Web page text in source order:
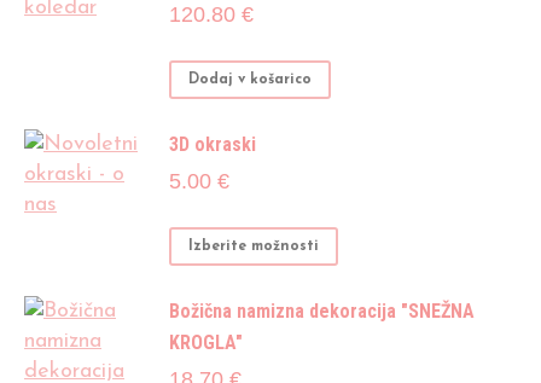
120.80 €
Dodaj v košarico
3D okraski
5.00 €
Izberite možnosti
izdelek
ima
Božična namizna dekoracija "SNEŽNA
KROGLA"